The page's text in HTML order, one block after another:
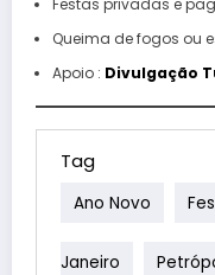
Queima de fogos ou
Apoio : Divulgação
Tag
Ano Novo
Janeiro